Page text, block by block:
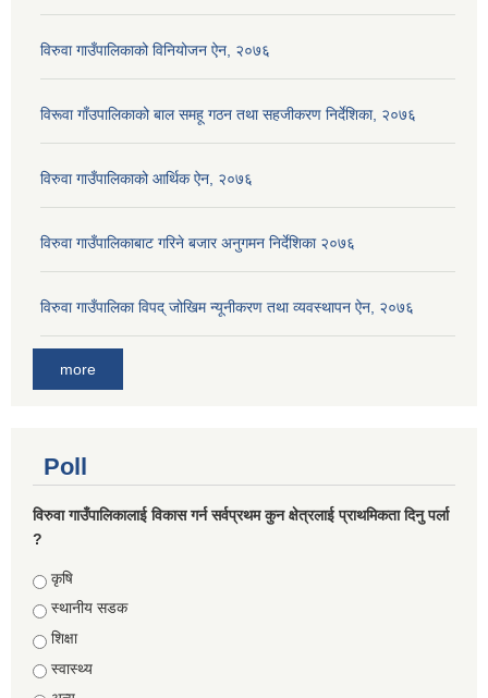
विरुवा गाउँपालिकाको विनियोजन ऐन, २०७६
विरूवा गाँउपालिकाको बाल समहू गठन तथा सहजीकरण निर्देशिका, २०७६
विरुवा गाउँपालिकाको आर्थिक ऐन, २०७६
विरुवा गाउँपालिकाबाट गरिने बजार अनुगमन निर्देशिका २०७६
विरुवा गाउँपालिका विपद् जोखिम न्यूनीकरण तथा व्यवस्थापन ऐन, २०७६
more
Poll
विरुवा गाउँपालिकालाई विकास गर्न सर्वप्रथम कुन क्षेत्रलाई प्राथमिकता दिनु पर्ला
?
Choices
कृषि
स्थानीय सडक
शिक्षा
स्वास्थ्य